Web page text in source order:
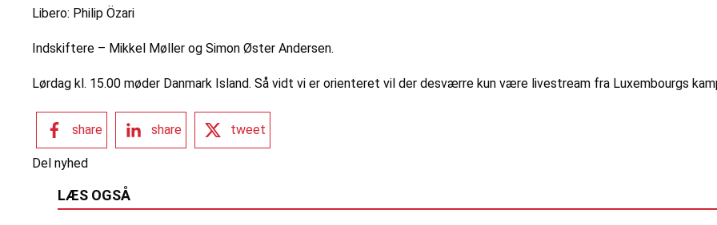
Libero: Philip Özari
Indskiftere – Mikkel Møller og Simon Øster Andersen.
Lørdag kl. 15.00 møder Danmark Island. Så vidt vi er orienteret vil der desværre kun være livestream fra Luxembourgs
share share tweet
Del nyhed
LÆS OGSÅ